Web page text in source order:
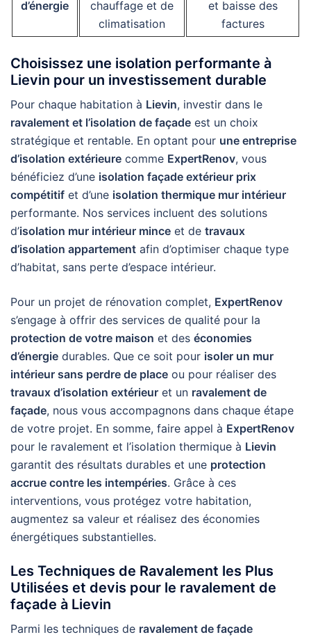
d’énergie
chauffage et de
climatisation
et baisse des
factures
Choisissez une isolation performante à
Lievin pour un investissement durable
Pour chaque habitation à Lievin, investir dans le
ravalement et l’isolation de façade est un choix
stratégique et rentable. En optant pour une entreprise
d’isolation extérieure comme ExpertRenov, vous
bénéficiez d’une isolation façade extérieur prix
compétitif et d’une isolation thermique mur intérieur
performante. Nos services incluent des solutions
d’isolation mur intérieur mince et de travaux
d’isolation appartement afin d’optimiser chaque type
d’habitat, sans perte d’espace intérieur.
Pour un projet de rénovation complet, ExpertRenov
s’engage à offrir des services de qualité pour la
protection de votre maison et des économies
d’énergie durables. Que ce soit pour isoler un mur
intérieur sans perdre de place ou pour réaliser des
travaux d’isolation extérieur et un ravalement de
façade, nous vous accompagnons dans chaque étape
de votre projet. En somme, faire appel à ExpertRenov
pour le ravalement et l’isolation thermique à Lievin
garantit des résultats durables et une protection
accrue contre les intempéries. Grâce à ces
interventions, vous protégez votre habitation,
augmentez sa valeur et réalisez des économies
énergétiques substantielles.
Les Techniques de Ravalement les Plus
Utilisées et devis pour le ravalement de
façade à Lievin
Parmi les techniques de ravalement de façade